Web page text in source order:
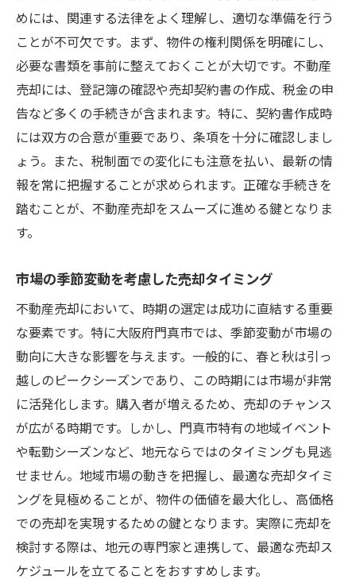
めには、関連する法律をよく理解し、適切な準備を行う
ことが不可欠です。まず、物件の権利関係を明確にし、
必要な書類を事前に整えておくことが大切です。不動産
売却には、登記簿の確認や売却契約書の作成、税金の申
告など多くの手続きが含まれます。特に、契約書作成時
には双方の合意が重要であり、条項を十分に確認しまし
ょう。また、税制面での変化にも注意を払い、最新の情
報を常に把握することが求められます。正確な手続きを
踏むことが、不動産売却をスムーズに進める鍵となりま
す。
市場の季節変動を考慮した売却タイミング
不動産売却において、時期の選定は成功に直結する重要
な要素です。特に大阪府門真市では、季節変動が市場の
動向に大きな影響を与えます。一般的に、春と秋は引っ
越しのピークシーズンであり、この時期には市場が非常
に活発化します。購入者が増えるため、売却のチャンス
が広がる時期です。しかし、門真市特有の地域イベント
や転勤シーズンなど、地元ならではのタイミングも見逃
せません。地域市場の動きを把握し、最適な売却タイミ
ングを見極めることが、物件の価値を最大化し、高価格
での売却を実現するための鍵となります。実際に売却を
検討する際は、地元の専門家と連携して、最適な売却ス
ケジュールを立てることをおすすめします。